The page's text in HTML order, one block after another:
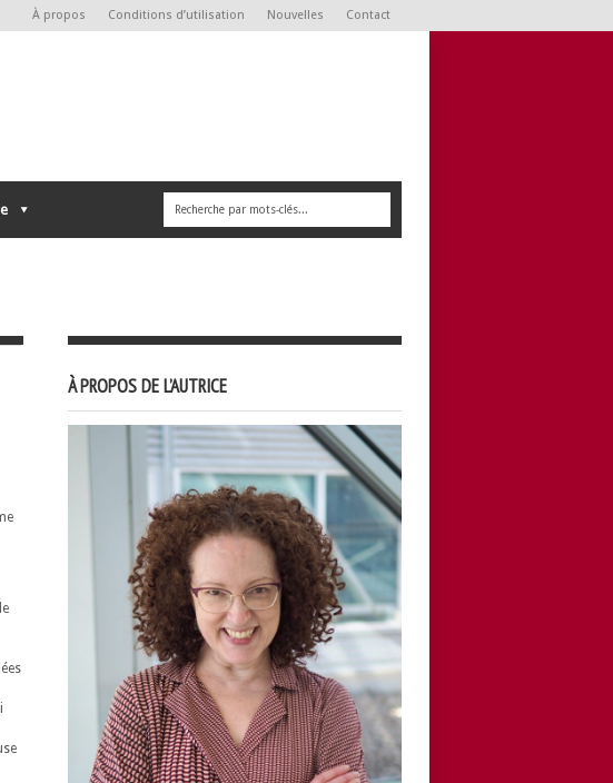
À propos Conditions d’utilisation Nouvelles Contact
À PROPOS DE L’AUTRICE